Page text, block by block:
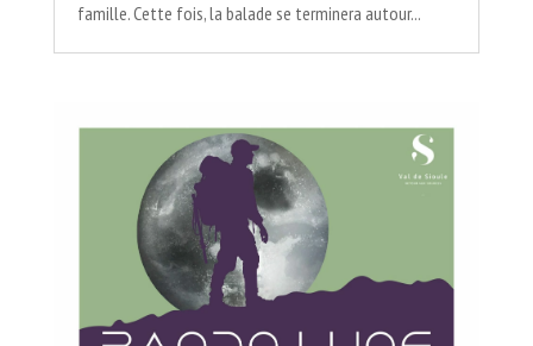
famille. Cette fois, la balade se terminera autour...